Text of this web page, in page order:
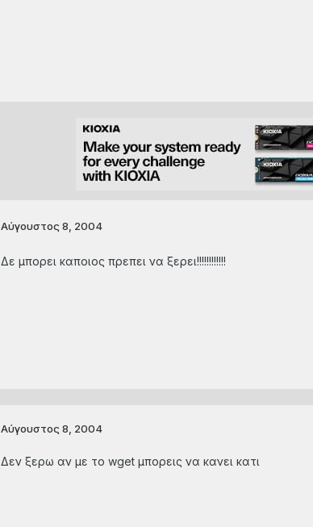
Αύγουστος 8, 2004
Δε μπορει καποιος πρεπει να ξερει!!!!!!!!!!!!
Αύγουστος 8, 2004
Δεν ξερω αν με το wget μπορεις να κανει κατι